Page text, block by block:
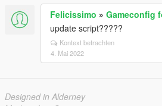
Felicissimo » Gameconfig
update script?????
Kontext betrachten
4. Mai 2022
Designed in Alderney